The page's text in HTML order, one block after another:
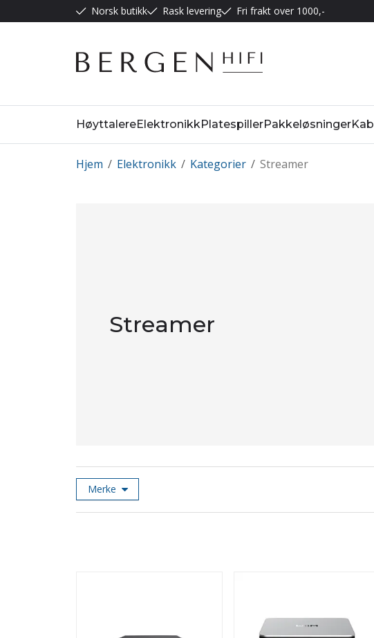
Norsk butikk Rask levering Fri frakt over 1000,-
HøyttalereElektronikkPlatespillerPakkeløsninger
/
Hjem /
Elektronikk /
Kategorier Streamer
Streamer
Merke